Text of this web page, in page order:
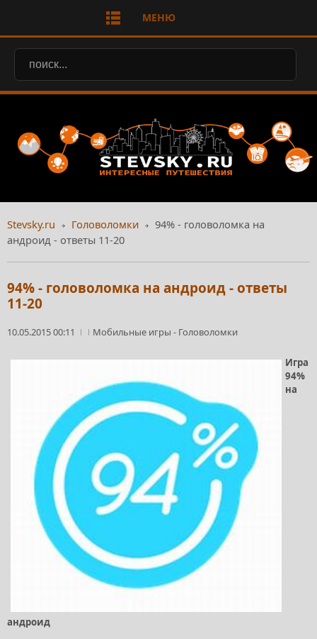
МЕНЮ
Stevsky.ru Головоломки
94% - головоломка на
андроид - ответы 11-20
94% - головоломка на андроид - ответы
11-20
10.05.2015 00:11 Мобильные игры - Головоломки
Игра
94%
на
андроид